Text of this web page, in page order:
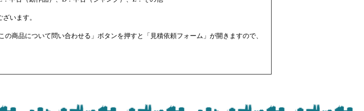
います。
商品について問い合わせる」ボタンを押すと「見積依頼フォーム」が開きますので、